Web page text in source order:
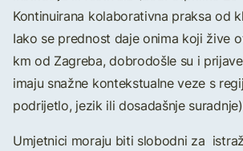
Kontinuirana kolaborativna praksa od
Iako se prednost daje onima koji žive
km od Zagreba, dobrodošle su i
imaju snažne kontekstualne veze s
podrijetlo, jezik ili dosadašnje
Umjetnici moraju biti slobodni za